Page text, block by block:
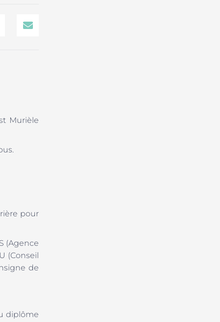
Murièle
pour
(Agence
(Conseil
de
diplôme